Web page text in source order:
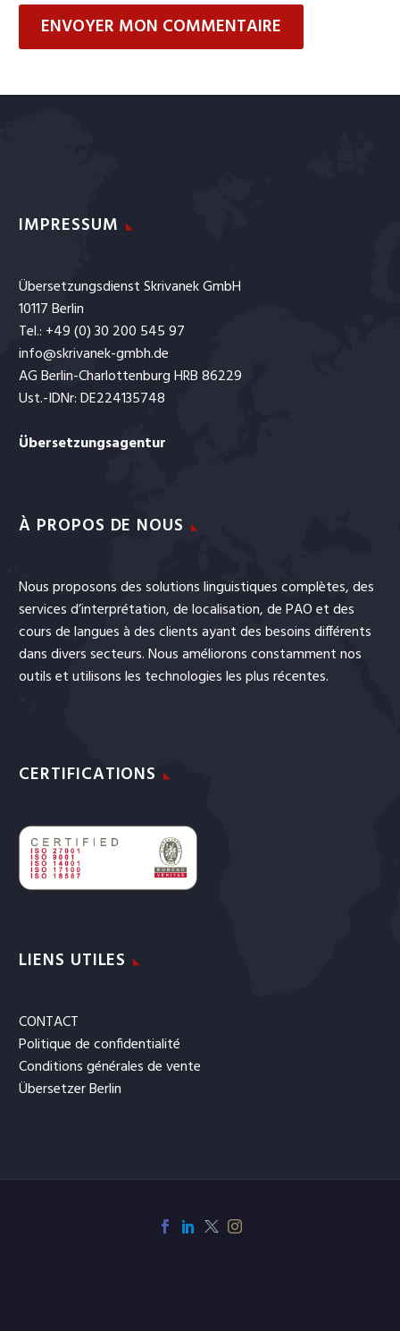
ENVOYER MON COMMENTAIRE
IMPRESSUM
Übersetzungsdienst Skrivanek GmbH
10117 Berlin
Tel.: +49 (0) 30 200 545 97
info@skrivanek-gmbh.de
AG Berlin-Charlottenburg HRB 86229
Ust.-IDNr: DE224135748
Übersetzungsagentur
À PROPOS DE NOUS
Nous proposons des solutions linguistiques complètes, des
servicesd’interprétation, delocalisation, dePAOetdes
cours de languesà des clients ayant des besoins différents
dans divers secteurs. Nous améliorons constamment nos
outils et utilisons les technologies les plus récentes.
CERTIFICATIONS
LIENS UTILES
CONTACT
Politique de confidentialité
Conditions générales de vente
Übersetzer Berlin